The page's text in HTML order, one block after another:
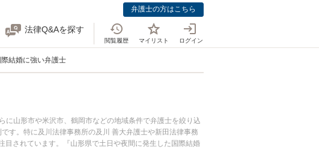
弁護士の方はこちら
法律Q&Aを探す
閲覧履歴 マイリスト ログイン
結婚に強い弁護士
山形市や米沢市、鶴岡市などの地域条件で弁護士を絞り込
す。特に及川法律事務所の及川 善大弁護士や新田法律事務
されています。『山形県で土日や夜間に発生した国際結婚